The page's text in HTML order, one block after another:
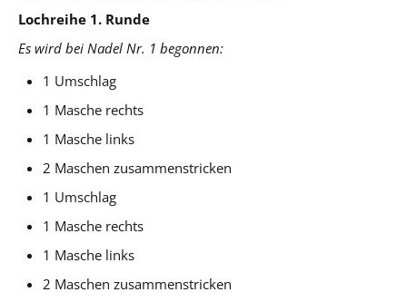
Lochreihe 1. Runde
Es wird bei Nadel Nr. 1 begonnen:
1 Umschlag
1 Masche rechts
1 Masche links
2 Maschen zusammenstricken
1 Umschlag
1 Masche rechts
1 Masche links
2 Maschen zusammenstricken